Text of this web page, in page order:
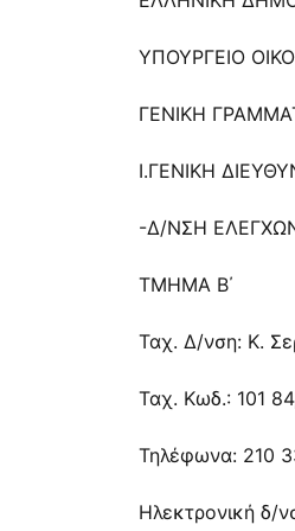
ΥΠΟΥΡΓΕΙΟ
ΓΕΝΙΚΗ
Ι.ΓΕΝΙΚΗ
-Δ/ΝΣΗ
ΤΜΗΜΑ Β΄
Ταχ. Δ/νση: Κ.
Ταχ. Κωδ.: 101
Τηλέφωνα: 210
Ηλεκτρονική δ/